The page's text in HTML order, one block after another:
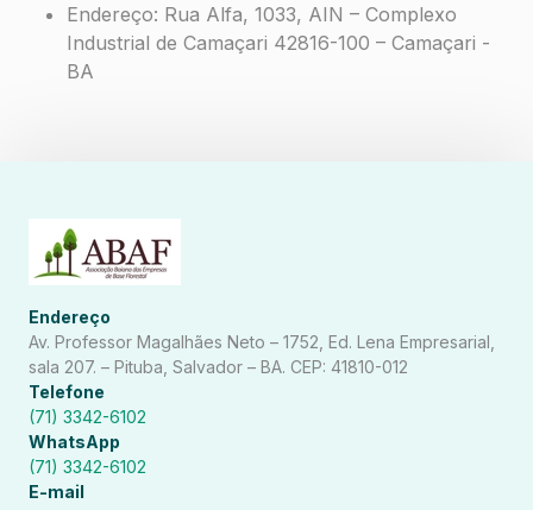
Endereço: Rua Alfa, 1033, AIN – Complexo
Industrial de Camaçari 42816-100 – Camaçari -
BA
Endereço
Av. Professor Magalhães Neto – 1752, Ed. Lena Empresarial,
sala 207. – Pituba, Salvador – BA. CEP: 41810-012
Telefone
(71) 3342-6102
WhatsApp
(71) 3342-6102
E-mail